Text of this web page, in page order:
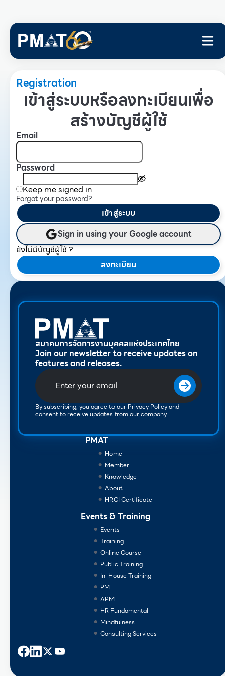
Registration
เข้าสู่ระบบหรือลงทะเบียนเพื่อ
สร้างบัญชีผู้ใช้
Email
Password
Keep me signed in
Forgot your password?
เข้าสู่ระบบ
Sign in using your Google account
ยังไม่มีบัญชีผู้ใช้ ?
ลงทะเบียน
สมาคมการจัดการงานบุคคลแห่งประเทศไทย
Join our newsletter to receive updates on
features and releases.
By subscribing, you agree to our Privacy Policy and
consent to receive updates from our company.
PMAT
Home
Member
Knowledge
About
HRCI Certificate
Events & Training
Events
Training
Online Course
Public Training
In-House Training
PM
APM
HR Fundamental
Mindfulness
Consulting Services